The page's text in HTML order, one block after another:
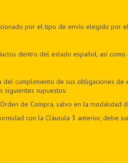
por el tipo de envío elegido por
dentro del estado español, así
cumplimiento de sus obligaciones de
siguientes supuestos:
de Compra, salvo en la modalidad
con la Cláusula 3 anterior, debe